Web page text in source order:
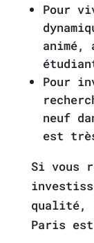
Pour
Pour
neuf
est
Si vous
qualité,
Paris